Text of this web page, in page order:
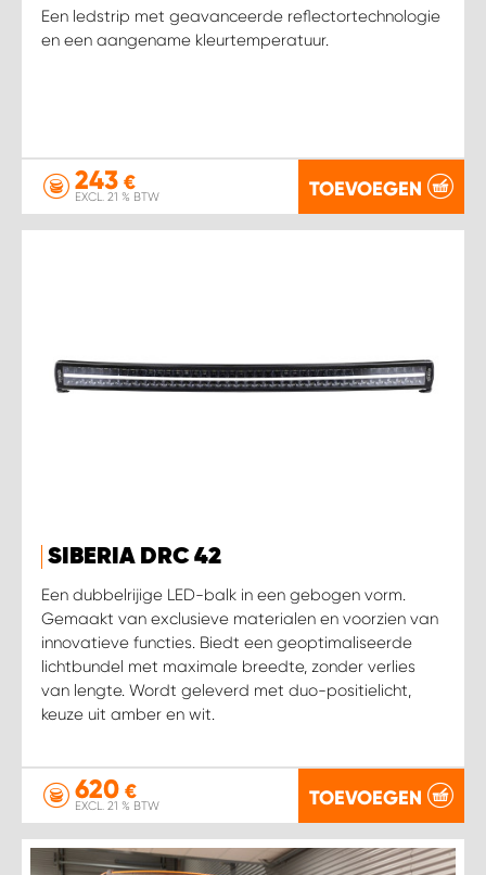
Een ledstrip met geavanceerde reflectortechnologie
en een aangename kleurtemperatuur.
243 €
EXCL. 21 % BTW TOEVOEGEN
SIBERIA DRC 42
Een dubbelrijige LED-balk in een gebogen vorm.
Gemaakt van exclusieve materialen en voorzien van
innovatieve functies. Biedt een geoptimaliseerde
lichtbundel met maximale breedte, zonder verlies
van lengte. Wordt geleverd met duo-positielicht,
keuze uit amber en wit.
620 €
EXCL. 21 % BTW TOEVOEGEN